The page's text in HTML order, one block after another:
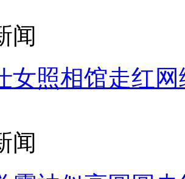
闻
女照相馆走红网
闻